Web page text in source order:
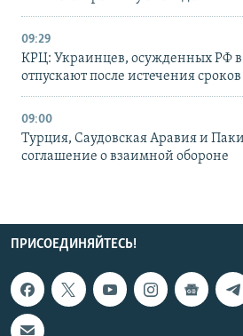
09:29
КРЦ: Украинцев, осужденных РФ
отпускают после истечения сроков
09:00
Турция, Саудовская Аравия и
соглашение о взаимной обороне
ПРИСОЕДИНЯЙТЕСЬ!